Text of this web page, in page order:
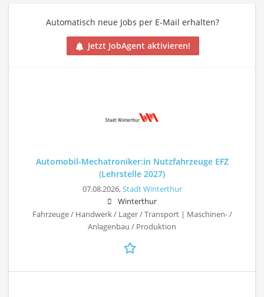
Automatisch neue Jobs per E-Mail erhalten?
Jetzt JobAgent aktivieren!
Automobil-Mechatroniker:in Nutzfahrzeuge EFZ
(Lehrstelle 2027)
07.08.2026,Stadt Winterthur
Winterthur
Fahrzeuge / Handwerk / Lager / Transport | Maschinen- /
Anlagenbau / Produktion